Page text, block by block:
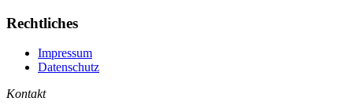
Rechtliches
Impressum
Datenschutz
Kontakt